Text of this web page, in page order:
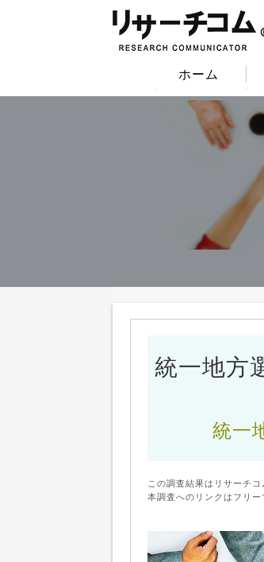
ホーム
統一地方
統一
この調査結果はリサーチ
本調査へのリンクはフリ